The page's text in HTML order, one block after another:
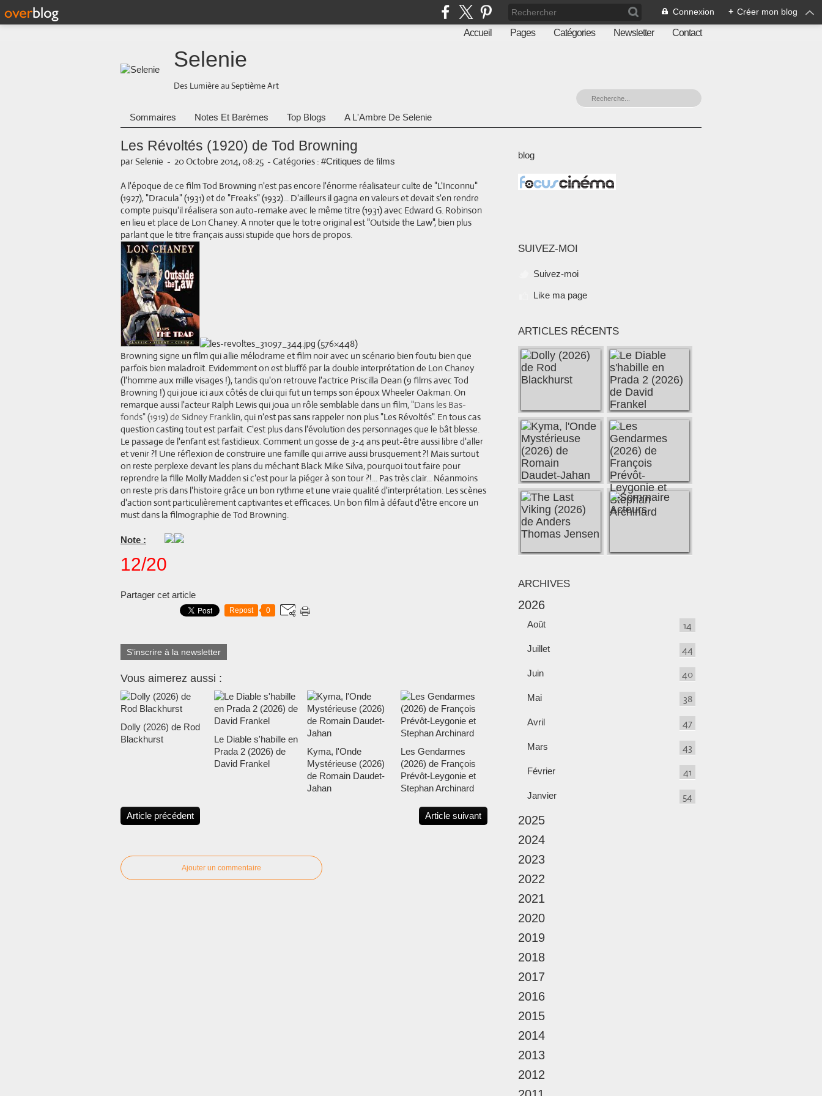
Connexion + Créer mon blog
Accueil Pages Catégories Newsletter Contact
Selenie
Des Lumière au Septième Art
Sommaires Notes Et Barèmes Top Blogs A L'Ambre De Selenie
Les Révoltés (1920) de Tod Browning
par Selenie - 20 Octobre 2014, 08:25 - Catégories : #Critiques de films
A l'époque de ce film Tod Browning n'est pas encore l'énorme réalisateur culte de "L'Inconnu"
(1927), "Dracula" (1931) et de "Freaks" (1932)... D'ailleurs il gagna en valeurs et devait s'en rendre
compte puisqu'il réalisera son auto-remake avec le même titre (1931) avec Edward G. Robinson
en lieu et place de Lon Chaney. A nnoter que le totre original est "Outside the Law", bien plus
parlant que le titre français aussi stupide que hors de propos.
Browning signe un film qui allie mélodrame et film noir avec un scénario bien foutu bien que
parfois bien maladroit. Evidemment on est bluffé par la double interprétation de Lon Chaney
(l'homme aux mille visages !), tandis qu'on retrouve l'actrice Priscilla Dean (9 films avec Tod
Browning !) qui joue ici aux côtés de clui qui fut un temps son époux Wheeler Oakman. On
remarque aussi l'acteur Ralph Lewis qui joua un rôle semblable dans un film, "Dans les Bas-
fonds" (1919) de Sidney Franklin,qui n'est pas sans rappeler non plus "Les Révoltés". En tous cas
question casting tout est parfait. C'est plus dans l'évolution des personnages que le bât blesse.
Le passage de l'enfant est fastidieux. Comment un gosse de 3-4 ans peut-être aussi libre d'aller
et venir ?! Une réflexion de construire une famille qui arrive aussi brusquement ?! Mais surtout
on reste perplexe devant les plans du méchant Black Mike Silva, pourquoi tout faire pour
reprendre la fille Molly Madden si c'est pour la piéger à son tour ?!... Pas très clair... Néanmoins
on reste pris dans l'histoire grâce un bon rythme et une vraie qualité d'interprétation. Les scènes
d'action sont particulièrement captivantes et efficaces. Un bon film à défaut d'être encore un
must dans la filmographie de Tod Browning.
Note :
12/20
Partager cet article
Repost 0
S'inscrire à la newsletter
Vous aimerez aussi :
Dolly (2026) de Rod
Blackhurst
Le Diable s'habille en
Prada 2 (2026) de
David Frankel
Kyma, l'Onde
Mystérieuse (2026)
de Romain Daudet-
Jahan
Les Gendarmes
(2026) de François
Prévôt-Leygonie et
Stephan Archinard
Article précédent Article suivant
Ajouter un commentaire
blog
SUIVEZ-MOI
Suivez-moi
Like ma page
ARTICLES RÉCENTS
ARCHIVES
2026
Août 14
Juillet 44
Juin 40
Mai 38
Avril 47
Mars 43
Février 41
Janvier 54
2025
2024
2023
2022
2021
2020
2019
2018
2017
2016
2015
2014
2013
2012